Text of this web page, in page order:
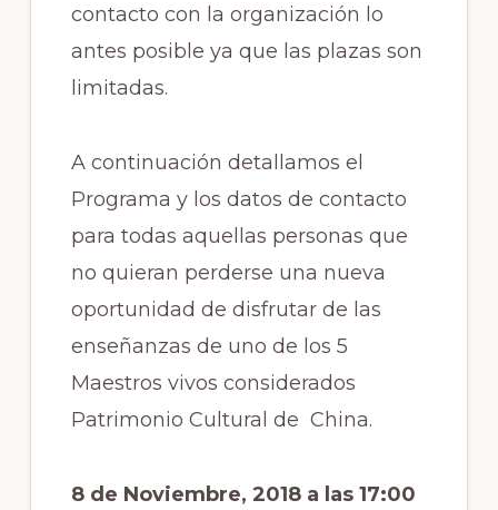
contacto con la organización lo
antes posible ya que las plazas son
limitadas.
A continuación detallamos el
Programa y los datos de contacto
para todas aquellas personas que
no quieran perderse una nueva
oportunidad de disfrutar de las
enseñanzas de uno de los 5
Maestros vivos considerados
Patrimonio Cultural de China.
8 de Noviembre, 2018 a las 17:00